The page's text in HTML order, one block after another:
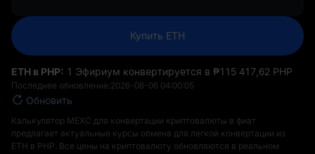
Купить ETH
ETH в PHP: 1 Эфириум конвертируется в ₱‎115 417,62 PHP
Последнее обновление:2026-08-06 04:00:05
Обновить
Калькулятор MEXC для конвертации криптовалюты в фиат
предлагает актуальные курсы обмена для легкой конвертации из
ETH в PHP. Все цены на криптовалюту обновляются в реальном